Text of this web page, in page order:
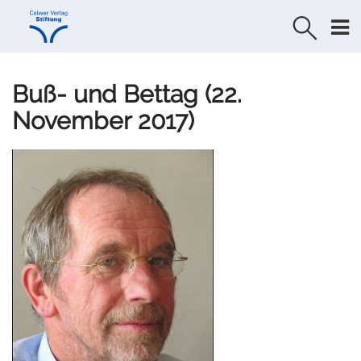
Direkt
Direkt
Buß- und Bettag (22.
November 2017)